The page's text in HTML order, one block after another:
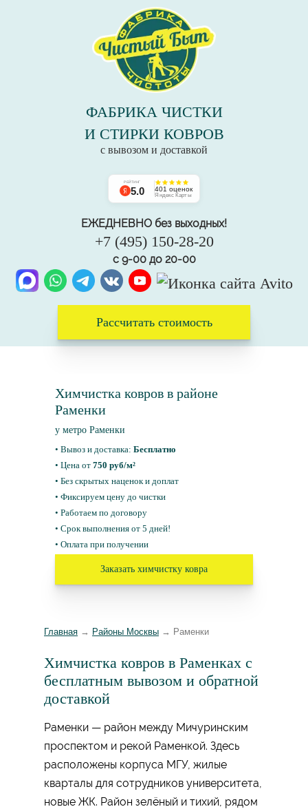
ФАБРИКА ЧИСТКИ
И СТИРКИ КОВРОВ
с вывозом и доставкой
РЕЙТИНГ
5.0 401 оценок
Яндекс Карты
ЕЖЕДНЕВНО без выходных!
+7 (495) 150-28-20
с 9-00 до 20-00
Рассчитать стоимость
Химчистка ковров в районе
Раменки
у метро Раменки
• Вывоз и доставка: Бесплатно
• Цена от 750 руб/м²
• Без скрытых наценок и доплат
• Фиксируем цену до чистки
• Работаем по договору
• Срок выполнения от 5 дней!
• Оплата при получении
Заказать химчистку ковра
Главная → Районы Москвы → Раменки
Химчистка ковров в Раменках с
бесплатным вывозом и обратной
доставкой
Раменки — район между Мичуринским
проспектом и рекой Раменкой. Здесь
расположены корпуса МГУ, жилые
кварталы для сотрудников университета,
новые ЖК. Район зелёный и тихий, рядом